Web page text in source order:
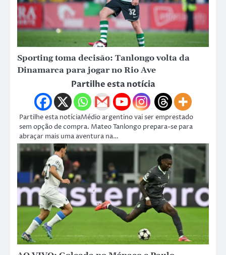
Sporting toma decisão: Tanlongo volta da
Dinamarca para jogar no Rio Ave
Partilhe esta notícia
Partilhe esta notíciaMédio argentino vai ser emprestado
sem opção de compra. Mateo Tanlongo prepara-se para
abraçar mais uma aventura na…